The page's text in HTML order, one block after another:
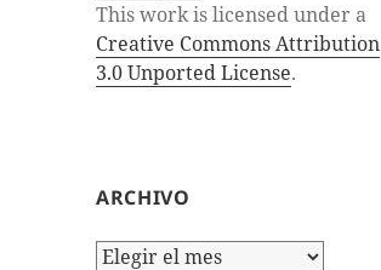
This work is licensed under a
Creative Commons Attribution
3.0 Unported License.
ARCHIVO
Archivo